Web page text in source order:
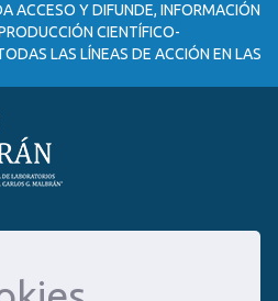
ACCESO Y DIFUNDE, INFORMACIÓN
CIENTÍFICO-
LAS LÍNEAS DE ACCIÓN EN LAS